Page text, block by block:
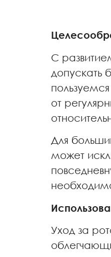
С
допускать
от
Для
может
Уход за